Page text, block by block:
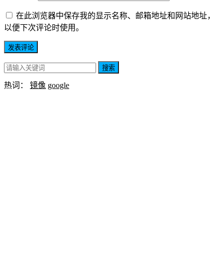
在此浏览器中保存我的显示名称、邮箱地址和网站地址，
以便下次评论时使用。
搜索
热词： 镜像 google